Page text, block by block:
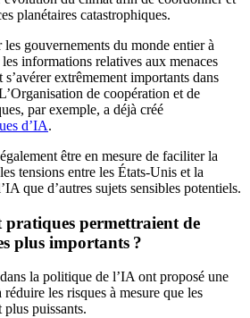
planétaires catastrophiques.
gouvernements du monde entier à
informations relatives aux menaces
extrêmement importants dans
de coopération et de
par exemple, a déjà créé
d’IA.
être en mesure de faciliter la
tensions entre les États-Unis et la
que d’autres sujets sensibles potentiels.
pratiques permettraient de
plus importants ?
la politique de l’IA ont proposé une
réduire les risques à mesure que les
plus puissants.